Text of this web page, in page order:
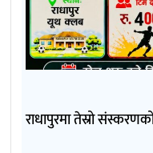
राधापुरमा तेस्रो